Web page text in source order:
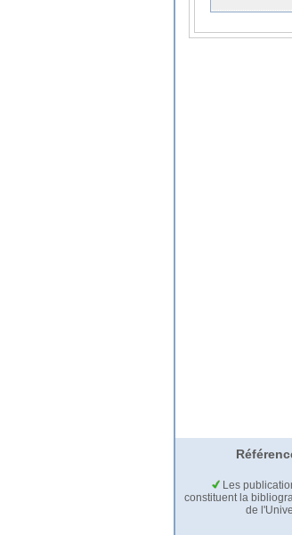
Les
constituent la
de